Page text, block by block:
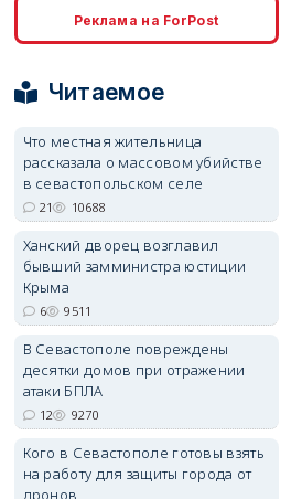
erid: 2SDnjcrDNw6
erid: 2SDnjdvhGXG
Реклама на ForPost
Читаемое
Что местная жительница
рассказала о массовом убийстве
в севастопольском селе
21 10688
Ханский дворец возглавил
бывший замминистра юстиции
Крыма
6 9511
В Севастополе повреждены
десятки домов при отражении
атаки БПЛА
12 9270
Кого в Севастополе готовы взять
на работу для защиты города от
дронов